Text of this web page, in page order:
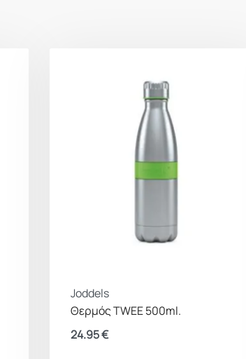
σίγουροι ότι τα υπάρχοντά
Αλλά περιμένετε, υπάρχουν κι
ζυγαριά σε χιλιοστόλιτρα και
παρακολουθείτε τους στόχους
στην κορυφή του παιχνιδιού
χρειάζεται πλέον να παλεύετε
ευρεία είσοδος Normans
Joddels
Θερμός TWEE 500ml.
24.95€